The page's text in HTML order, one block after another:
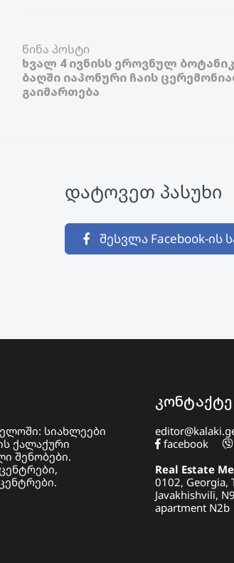
წინა პოსტი
ხვალ 4 ივნისს ეროვნულ
ბაღში იაპონური ჩაის
გაიმართება
დატოვეთ პასუხი
შესვლა Facebook-ის
სიახლეები
ქალაქური
შენობები.
facebook
Real Estate
0102, Georgia,
Javakhishvili,
apartment N2b